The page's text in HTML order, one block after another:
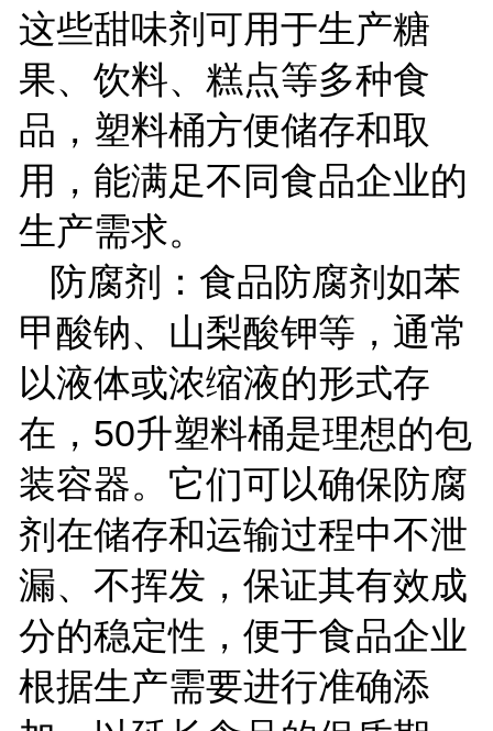
这些甜味剂可用于生产糖
果、饮料、糕点等多种食
品，塑料桶方便储存和取
用，能满足不同食品企业的
生产需求。
防腐剂：食品防腐剂如苯
甲酸钠、山梨酸钾等，通常
以液体或浓缩液的形式存
在， 50升塑料桶是理想的包
装容器。它们可以确保防腐
剂在储存和运输过程中不泄
漏、不挥发，保证其有效成
分的稳定性，便于食品企业
根据生产需要进行准确添